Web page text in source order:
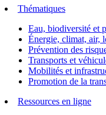
Thématiques
Eau, biodiversité et
Énergie, climat, air,
Prévention des
Transports et
Mobilités et
Promotion de la
Ressources en ligne